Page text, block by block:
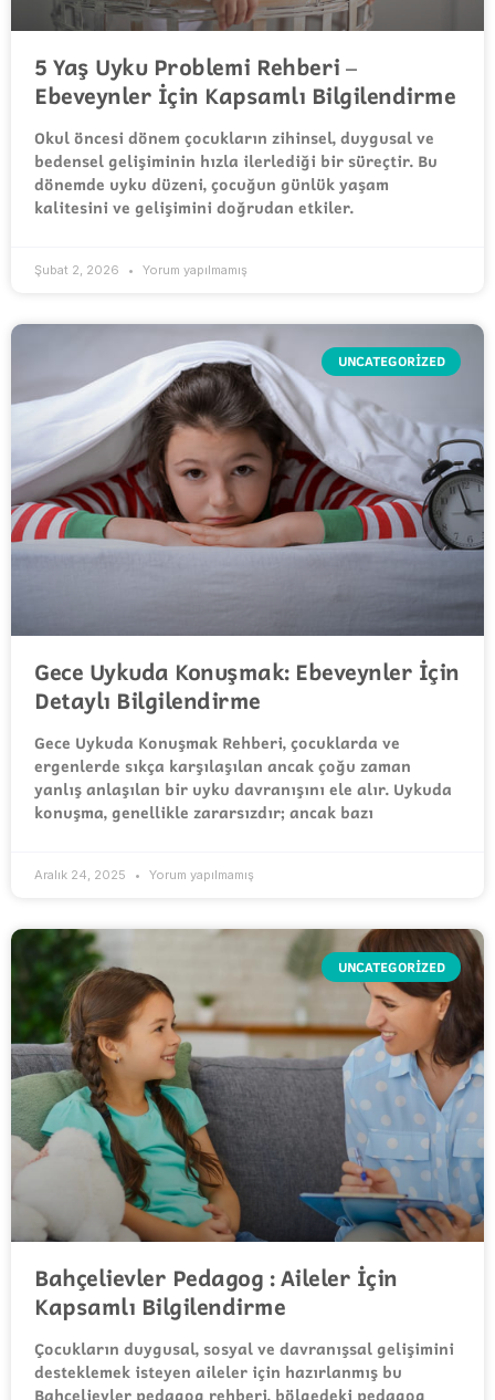
5 Yaş Uyku Problemi Rehberi –
Ebeveynler İçin Kapsamlı Bilgilendirme
Okul öncesi dönem çocukların zihinsel, duygusal ve
bedensel gelişiminin hızla ilerlediği bir süreçtir. Bu
dönemde uyku düzeni, çocuğun günlük yaşam
kalitesini ve gelişimini doğrudan etkiler.
Şubat 2, 2026 Yorum yapılmamış
UNCATEGORIZED
Gece Uykuda Konuşmak: Ebeveynler İçin
Detaylı Bilgilendirme
Gece Uykuda Konuşmak Rehberi, çocuklarda ve
ergenlerde sıkça karşılaşılan ancak çoğu zaman
yanlış anlaşılan bir uyku davranışını ele alır. Uykuda
konuşma, genellikle zararsızdır; ancak bazı
Aralık 24, 2025 Yorum yapılmamış
UNCATEGORIZED
Bahçelievler Pedagog : Aileler İçin
Kapsamlı Bilgilendirme
Çocukların duygusal, sosyal ve davranışsal gelişimini
desteklemek isteyen aileler için hazırlanmış bu
Bahçelievler pedagog rehberi, bölgedeki pedagog